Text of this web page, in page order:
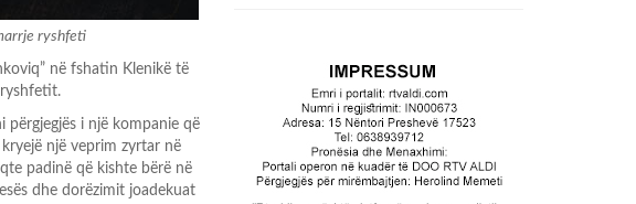
ryshfeti
në fshatin Klenikë të
ryshfetit.
përgjegjës i një kompanie që
një veprim zyrtar në
padinë që kishte bërë në
dhe dorëzimit joadekuat